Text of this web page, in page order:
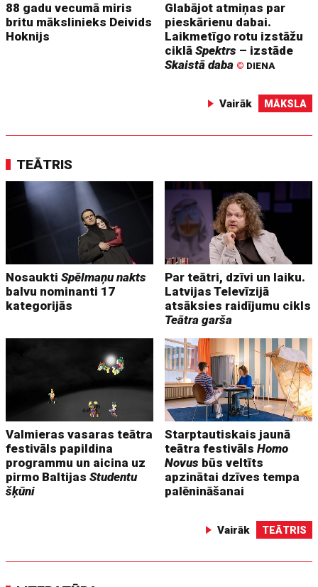
88 gadu vecumā miris
britu mākslinieks Deivids
Hoknijs
Glabājot atmiņas par
pieskārienu dabai.
Laikmetīgo rotu izstāžu
ciklāSpektrs – izstāde
Skaistā daba © DIENA
Vairāk MĀKSLA
TEĀTRIS
NosauktiSpēlmaņu nakts
balvu nominanti 17
kategorijās
Par teātri, dzīvi un laiku.
Latvijas Televīzijā
atsāksies raidījumu cikls
Teātra garša
Valmieras vasaras teātra
festivāls papildina
programmu un aicina uz
pirmo BaltijasStudentu
šķūni
Starptautiskais jaunā
teātra festivālsHomo
Novus būs veltīts
apzinātai dzīves tempa
palēnināšanai
Vairāk TEĀTRIS